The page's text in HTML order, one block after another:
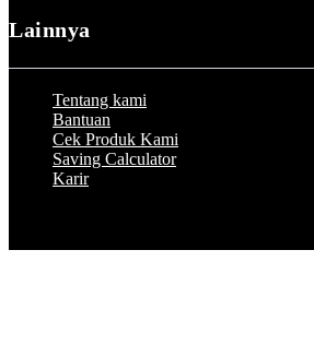
Lainnya
Tentang kami
Bantuan
Cek Produk Kami
Saving Calculator
Karir